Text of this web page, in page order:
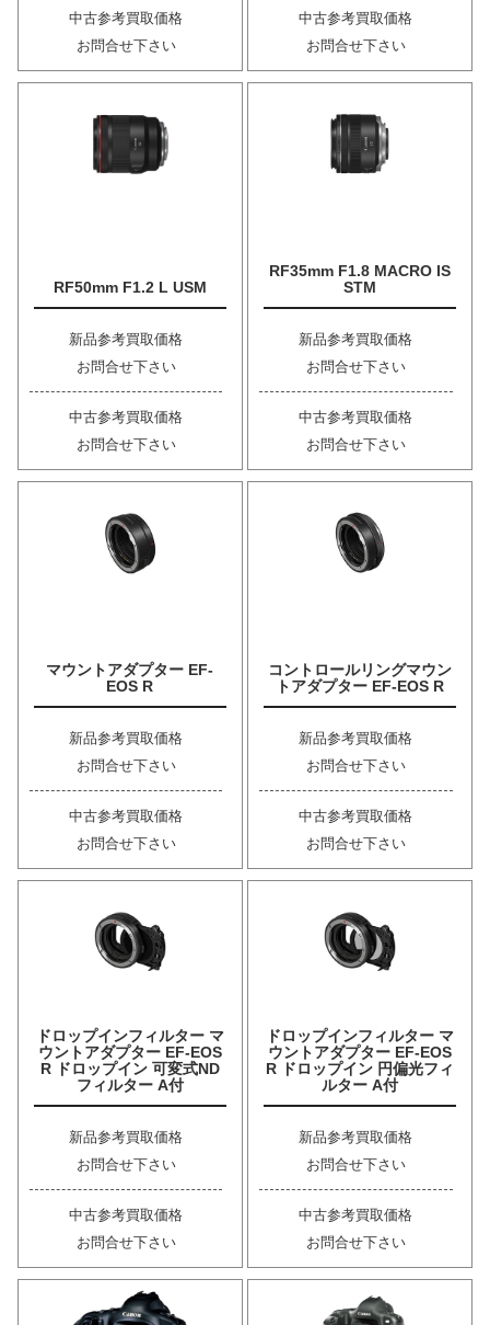
中古参考買取価格
お問合せ下さい
中古参考買取価格
お問合せ下さい
RF50mm F1.2 L USM
新品参考買取価格
お問合せ下さい
中古参考買取価格
お問合せ下さい
RF35mm F1.8 MACRO IS
STM
新品参考買取価格
お問合せ下さい
中古参考買取価格
お問合せ下さい
マウントアダプター EF-
EOS R
新品参考買取価格
お問合せ下さい
中古参考買取価格
お問合せ下さい
コントロールリングマウン
トアダプター EF-EOS R
新品参考買取価格
お問合せ下さい
中古参考買取価格
お問合せ下さい
ドロップインフィルター マ
ウントアダプター EF-EOS
R ドロップイン 可変式ND
フィルター A付
新品参考買取価格
お問合せ下さい
中古参考買取価格
お問合せ下さい
ドロップインフィルター マ
ウントアダプター EF-EOS
R ドロップイン 円偏光フィ
ルター A付
新品参考買取価格
お問合せ下さい
中古参考買取価格
お問合せ下さい